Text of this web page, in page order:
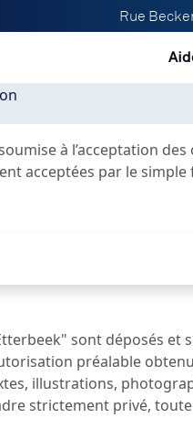
Rue
à l’acceptation
acceptées par le
sont déposés
préalable
illustrations,
strictement privé,